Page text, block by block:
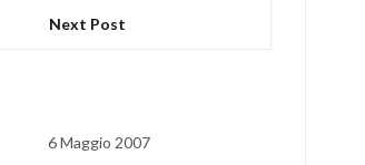
Next Post
6 Maggio 2007